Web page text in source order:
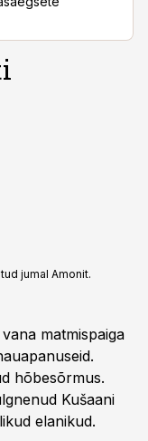
jumal Amonit.
matmispaiga
hõbesõrmus.
­Kušaani
elanikud.